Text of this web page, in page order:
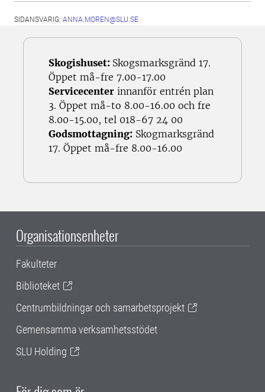
SIDANSVARIG: ANNA.MOREN@SLU.SE
Skogishuset: Skogsmarksgränd 17.
Öppet må-fre 7.00-17.00
Servicecenter innanför entrén plan
3. Öppet må-to 8.00-16.00 och fre
8.00-15.00, tel 018-67 24 00
Godsmottagning: Skogmarksgränd
17. Öppet må-fre 8.00-16.00
Organisationsenheter
Fakulteter
Biblioteket
Centrumbildningar och samarbetsprojekt
Gemensamma verksamhetsstödet
SLU Holding